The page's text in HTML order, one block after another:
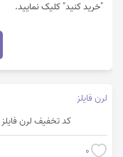
"خرید کنید" کلیک نمایید.
لرن فایلز
کد تخفیف لرن فایلز تا 47% تخفیف ویژه آموزش های
0